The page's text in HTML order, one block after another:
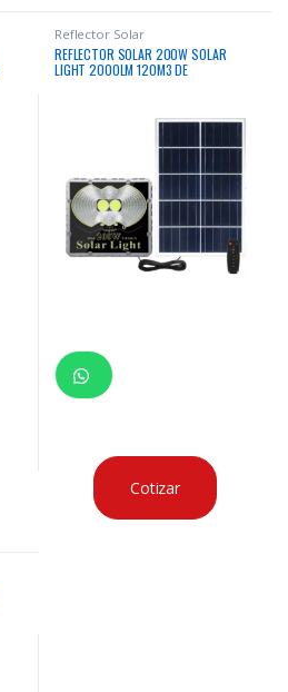
Reflector Solar
REFLECTOR SOLAR 200W SOLAR
LIGHT 2000LM 120M3 DE
Cotizar